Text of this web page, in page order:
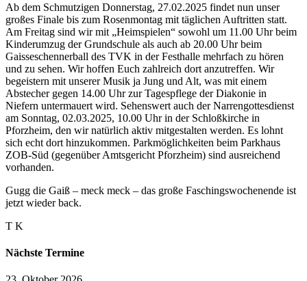
Ab dem Schmutzigen Donnerstag, 27.02.2025 findet nun unser
großes Finale bis zum Rosenmontag mit täglichen Auftritten statt.
Am Freitag sind wir mit „Heimspielen“ sowohl um 11.00 Uhr beim
Kinderumzug der Grundschule als auch ab 20.00 Uhr beim
Gaisseschennerball des TVK in der Festhalle mehrfach zu hören
und zu sehen. Wir hoffen Euch zahlreich dort anzutreffen. Wir
begeistern mit unserer Musik ja Jung und Alt, was mit einem
Abstecher gegen 14.00 Uhr zur Tagespflege der Diakonie in
Niefern untermauert wird. Sehenswert auch der Narrengottesdienst
am Sonntag, 02.03.2025, 10.00 Uhr in der Schloßkirche in
Pforzheim, den wir natürlich aktiv mitgestalten werden. Es lohnt
sich echt dort hinzukommen. Parkmöglichkeiten beim Parkhaus
ZOB-Süd (gegenüber Amtsgericht Pforzheim) sind ausreichend
vorhanden.
Gugg die Gaiß – meck meck – das große Faschingswochenende ist
jetzt wieder back.
T K
Nächste Termine